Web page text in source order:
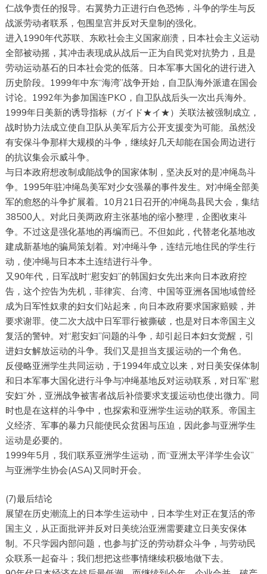
仁战争责任的报导。右翼势力正进行白色恐怖，斗争的学生与反
战派劳动者联系，包围皇宫并反对天皇制的强化。
进入1990年代苏联、东欧社会主义国家崩溃，日本社会主义运动
全部被动摇，其冲击表现成从战后一正为自民党对抗势力，且是
劳动运动基石的日本社会党的低落。日本军事大国化的进行进入
历史阶段。1999年中东“海湾”战争开始，自卫队海外派遣在国会
讨论。1992年为参加国连PKO，自卫队战后头一次出兵海外。
1999年日美新的诱导指标（ガイド★イ★）关联法被强制成立，
战时协力法成立使自卫队从美军后方公开支援变为可能。虽然没
有安保斗争那样大规模的斗争，继续好几天却能在国会周边进行
的抗议集会示威斗争。
与日本政府想改制成能战争的国家体制，坚决反对的是冲绳岛斗
争。1995年驻冲绳岛美军对少女强暴的事件发生。对冲绳全部美
军的愈怒的斗争扩展着。10月21日召开的冲绳岛县民大会，集结
38500人。对此日美两政府主张基地的缩小整理，企图收束斗
争。不过这是强化基地的再编而已。不但如此，代替老化基地改
建成新基地的骗局策划着。对冲绳斗争，连结元地住民的学生行
动，使冲绳与日本本土连结进行斗争。
又90年代，日军战时“慰安妇”的韩国妇女先出来向日本政府控
告，这个控告为先机，菲律宾、台湾、中国等亚洲各国地域曾经
成为日军性奴隶的妇女们站起来，向日本政府要求国家赔赎，并
要求谢罪。使二次大战中日军罪行被撕破，也是对日本帝国主义
复活的警钟。对“慰安妇”问题的斗争，却引起日本妇女觉醒，引
进妇女解放运动的斗争。我们又是担当支援运动的一个角色。
反侵略亚洲学生共同运动，于1994年成立以来，对日美安保体制
和日本军事大国化进行斗争与冲绳基地反对运动联系，对日军“慰
安妇”外，亚洲战争被害者战后补偿要求支援运动也使出微力。同
时也是在这样的斗争中，也探索和亚洲学生运动的联系。帝国主
义经济、军事的暴力只能使民众贫困与压迫，因此参与亚洲学生
运动是必要的。
1999年5月，我们联系亚洲学生运动，而“亚洲太平洋学生会议”
与亚洲学生协会(ASA)又同时开会。
(7)最后结论
展望在历史潮流上的日本学生运动中，日本学生对正在复活的帝
国主义，从正面批评并反对日美统治亚洲需要建立日美安保体
制。不只学园内部问题，也参与扩泛的劳动群众斗争，与劳动民
众联系一起奋斗；我们想把这些事情继续积极地做下去。